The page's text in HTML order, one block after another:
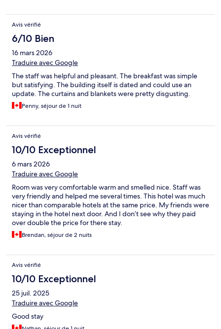
Avis vérifié
6/10 Bien
16 mars 2026
Traduire avec Google
The staff was helpful and pleasant. The breakfast was simple
but satisfying. The building itself is dated and could use an
update. The curtains and blankets were pretty disgusting.
Penny, séjour de 1 nuit
Avis vérifié
10/10 Exceptionnel
6 mars 2026
Traduire avec Google
Room was very comfortable warm and smelled nice. Staff was
very friendly and helped me several times. This hotel was much
nicer than comparable hotels at the same price. My friends were
staying in the hotel next door. And I don’t see why they paid
over double the price for there stay.
Brendan, séjour de 2 nuits
Avis vérifié
10/10 Exceptionnel
25 juil. 2025
Traduire avec Google
Good stay